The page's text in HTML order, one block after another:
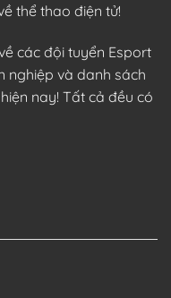
thể thao điện tử!
các đội tuyển Esport
nghiệp và danh sách
nay! Tất cả đều có